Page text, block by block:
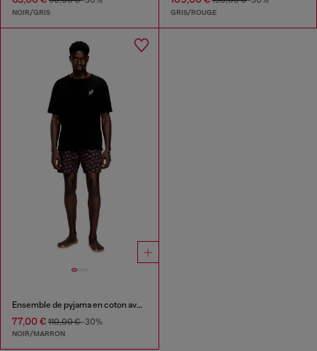
NOIR/GRIS GRIS/ROUGE
Ensemble de pyjama en coton avec imprimé intégral
77,00 € 110,00 €-30%
NOIR/MARRON